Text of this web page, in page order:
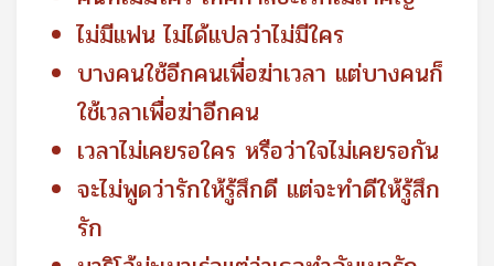
ไม่มีแฟน ไม่ได้แปลว่าไม่มีใคร
บางคนใช้อีกคนเพื่อฆ่าเวลา แต่บางคนก็
ใช้เวลาเพื่อฆ่าอีกคน
เวลาไม่เคยรอใคร หรือว่าใจไม่เคยรอกัน
จะไม่พูดว่ารักให้รู้สึกดี แต่จะทำดีให้รู้สึก
รัก